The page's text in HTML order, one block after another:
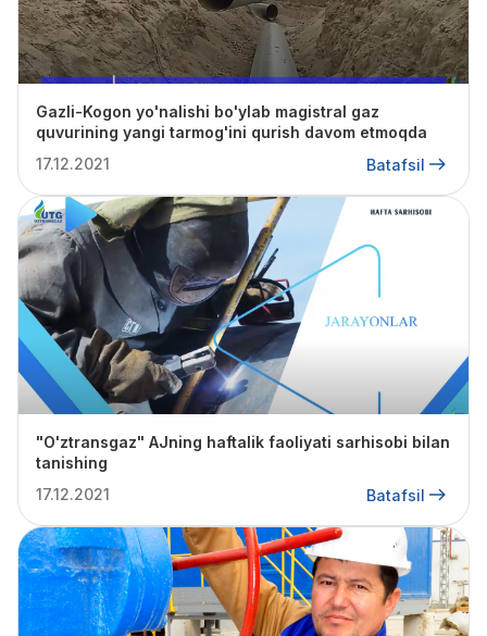
Gazli-Kogon yo'nalishi bo'ylab magistral gaz
quvurining yangi tarmog'ini qurish davom etmoqda
17.12.2021
Batafsil
"O'ztransgaz" АJning haftalik faoliyati sarhisobi bilan
tanishing
17.12.2021
Batafsil